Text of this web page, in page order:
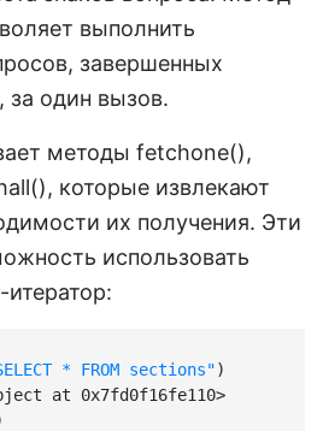
выполнить
завершенных
за один вызов.
методы fetchone(),
которые извлекают
их получения. Эти
использовать
* FROM sections")
at 0x7fd0f16fe110>